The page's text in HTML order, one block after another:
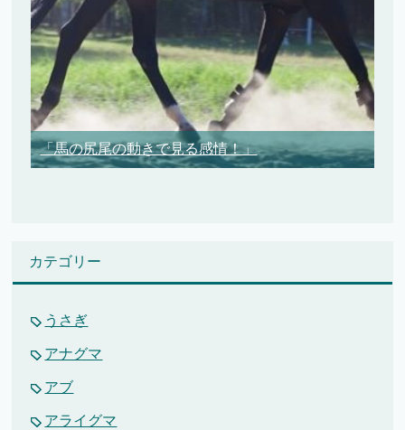
「馬の尻尾の動きで見る感情！」
カテゴリー
うさぎ
アナグマ
アブ
アライグマ